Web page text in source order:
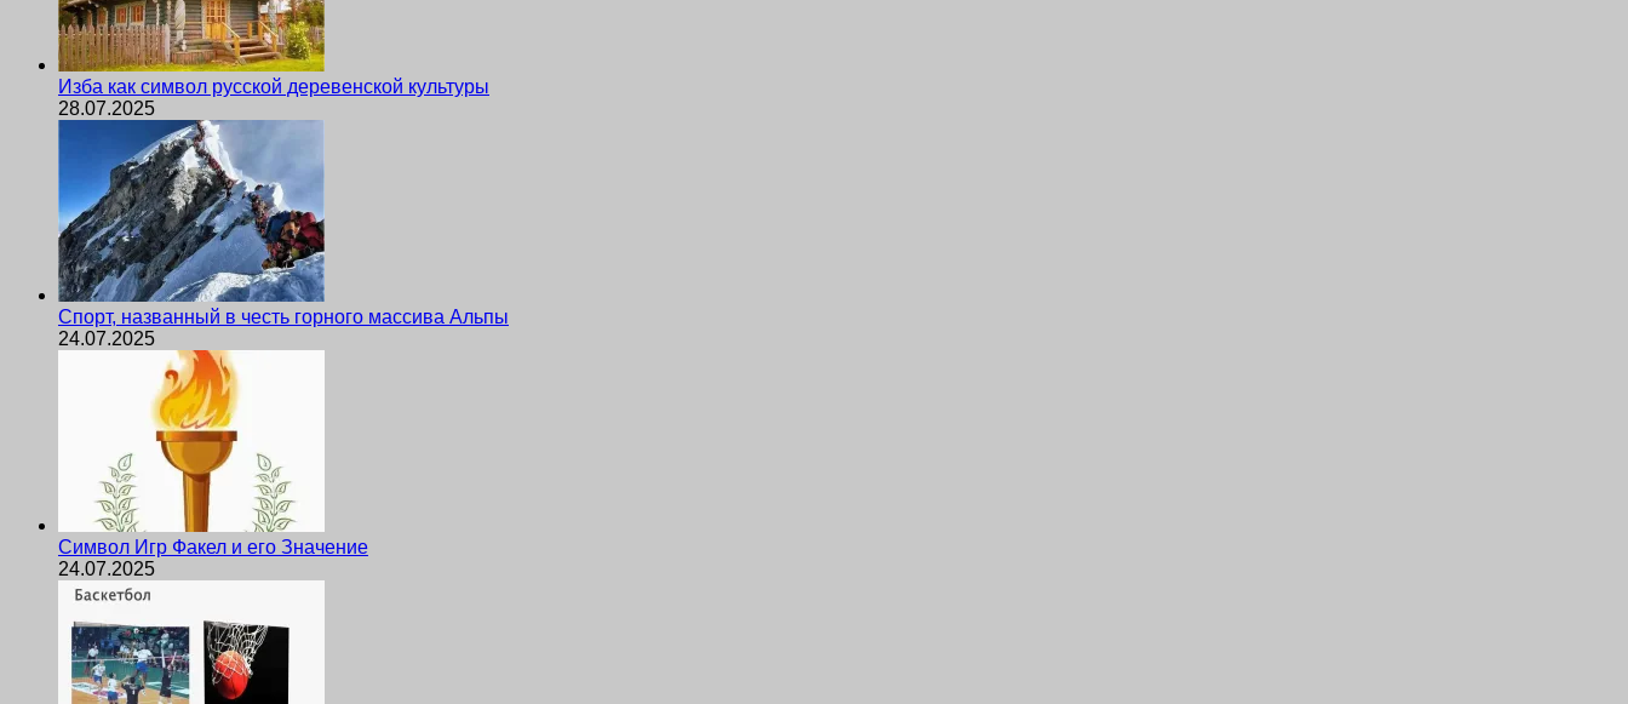
Изба как символ русской деревенской культуры
28.07.2025
Спорт, названный в честь горного массива Альпы
24.07.2025
Символ Игр Факел и его Значение
24.07.2025